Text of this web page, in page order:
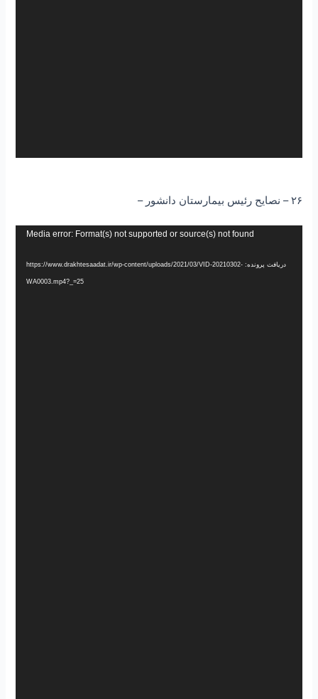
۲۶ – نصایح رئیس بیمارستان دانشور –
Media error: Format(s) not supported or source(s) not found
دریافت پرونده: https://www.drakhtesaadat.ir/wp-content/uploads/2021/03/VID-20210302-
WA0003.mp4?_=25